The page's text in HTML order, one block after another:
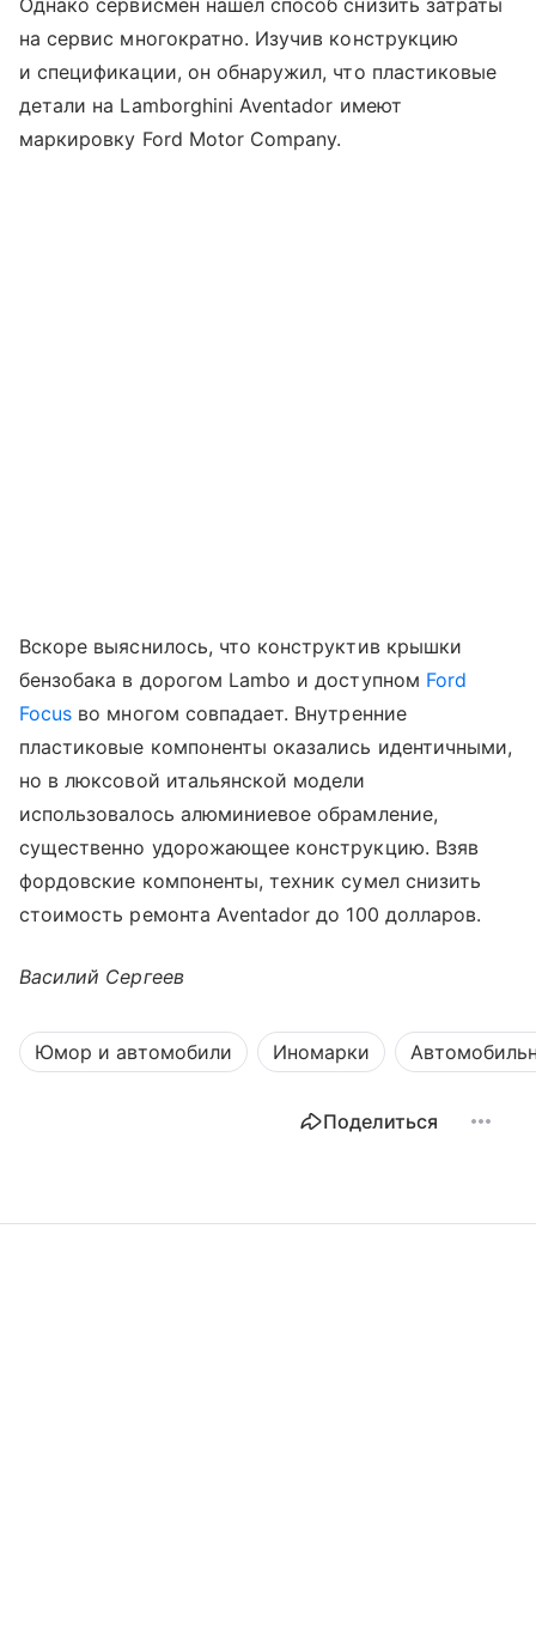
на сервис многократно. Изучив конструкцию
и спецификации, он обнаружил, что пластиковые
детали на Lamborghini Aventador имеют
маркировку Ford Motor Company.
Вскоре выяснилось, что конструктив крышки
бензобака в дорогом Lambo и доступном Ford
Focus во многом совпадает. Внутренние
пластиковые компоненты оказались идентичными,
но в люксовой итальянской модели
использовалось алюминиевое обрамление,
существенно удорожающее конструкцию. Взяв
фордовские компоненты, техник сумел снизить
стоимость ремонта Aventador до 100 долларов.
Василий Сергеев
Юмор и автомобили Иномарки
Поделиться